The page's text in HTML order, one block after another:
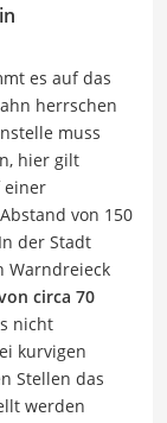
es auf das
herrschen
muss
hier gilt
einer
von 150
der Stadt
Warndreieck
circa 70
nicht
kurvigen
Stellen das
werden